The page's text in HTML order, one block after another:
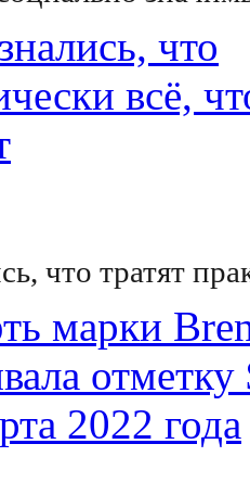
что тратят